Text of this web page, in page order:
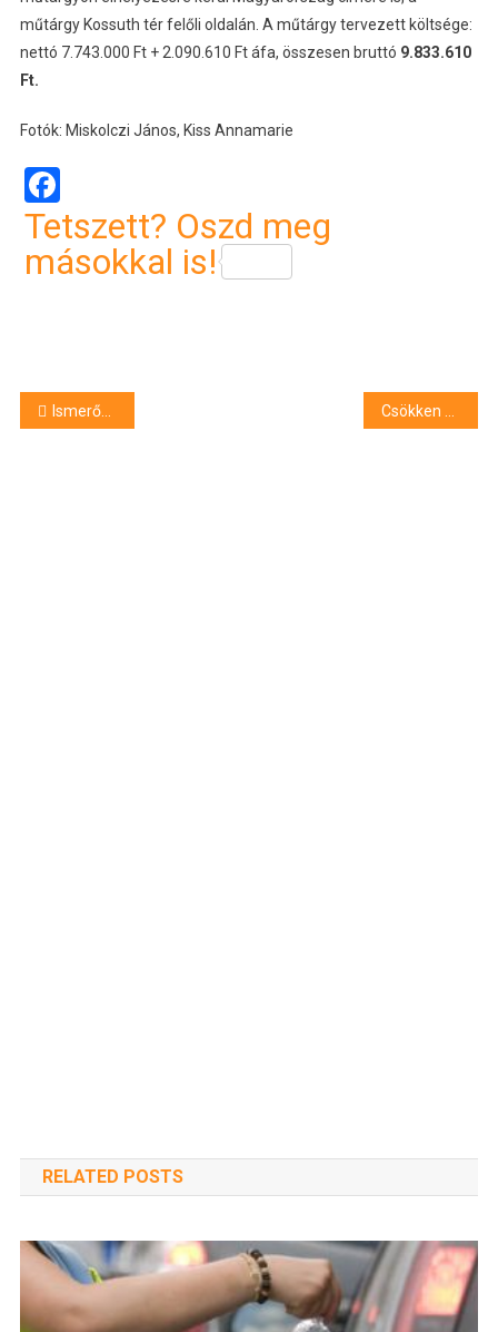
műtárgy Kossuth tér felőli oldalán. A műtárgy tervezett költsége:
nettó 7.743.000 Ft + 2.090.610 Ft áfa, összesen bruttó 9.833.610
Ft.
Fotók: Miskolczi János, Kiss Annamarie
Facebook
Tetszett? Oszd meg
másokkal is!
Bejegyzés
Ismerősök akartak hozzá betörni, de megzavarta őket
RELATED POSTS